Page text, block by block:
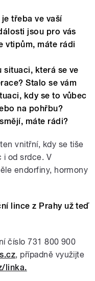
třeba ve vaší
jsou pro vás
vtipům, máte rádi
situaci, která se ve
Stalo se vám
kdy se to vůbec
na pohřbu?
máte rádi?
vnitřní, kdy se tiše
i od srdce. V
endorfiny, hormony
lince z Prahy už teď
číslo 731 800 900
, případně využijte
linka.